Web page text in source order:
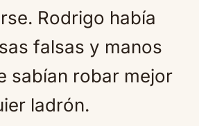
Rodrigo había
falsas y manos
sabían robar mejor
ladrón.